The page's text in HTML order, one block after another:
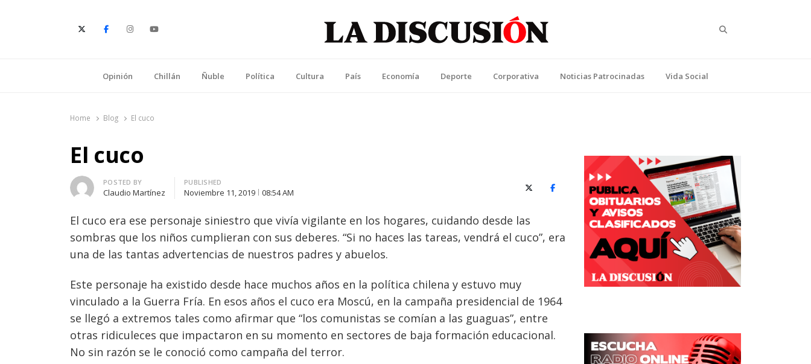
Opinión Chillán Ñuble Política Cultura País Economía Deporte Corporativa Noticias Patrocinadas Vida Social
Home Blog El cuco
El cuco
Author
POSTED BY
Claudio Martínez
PUBLISHED
Noviembre 11, 2019 08:54 AM X (Twitter)Facebook
El cuco era ese personaje siniestro que vivía vigilante en los hogares, cuidando desde las
sombras que los niños cumplieran con sus deberes. “Si no haces las tareas, vendrá el cuco”, era
una de las tantas advertencias de nuestros padres y abuelos.
Este personaje ha existido desde hace muchos años en la política chilena y estuvo muy
vinculado a la Guerra Fría. En esos años el cuco era Moscú, en la campaña presidencial de 1964
se llegó a extremos tales como afirmar que “los comunistas se comían a las guaguas”, entre
otras ridiculeces que impactaron en su momento en sectores de baja formación educacional.
No sin razón se le conoció como campaña del terror.